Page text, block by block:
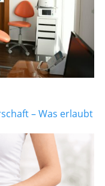
– Was erlaubt